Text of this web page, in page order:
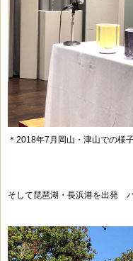
＊2018年7月岡山・津山での様
そして琵琶湖・長浜港を出発